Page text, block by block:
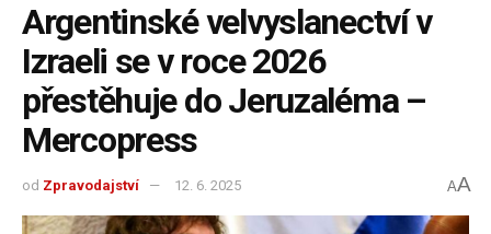
Argentinské velvyslanectví v
Izraeli se v roce 2026
přestěhuje do Jeruzaléma –
Mercopress
od Zpravodajství 12. 6. 2025 AA